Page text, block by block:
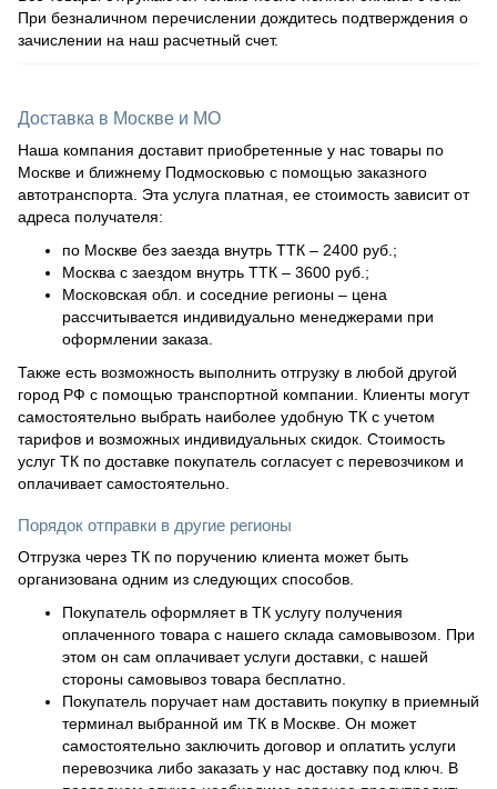
При безналичном перечислении дождитесь подтверждения о
зачислении на наш расчетный счет.
Доставка в Москве и МО
Наша компания доставит приобретенные у нас товары по
Москве и ближнему Подмосковью с помощью заказного
автотранспорта. Эта услуга платная, ее стоимость зависит от
адреса получателя:
по Москве без заезда внутрь ТТК – 2400 руб.;
Москва с заездом внутрь ТТК – 3600 руб.;
Московская обл. и соседние регионы – цена
рассчитывается индивидуально менеджерами при
оформлении заказа.
Также есть возможность выполнить отгрузку в любой другой
город РФ с помощью транспортной компании. Клиенты могут
самостоятельно выбрать наиболее удобную ТК с учетом
тарифов и возможных индивидуальных скидок. Стоимость
услуг ТК по доставке покупатель согласует с перевозчиком и
оплачивает самостоятельно.
Порядок отправки в другие регионы
Отгрузка через ТК по поручению клиента может быть
организована одним из следующих способов.
Покупатель оформляет в ТК услугу получения
оплаченного товара с нашего склада самовывозом. При
этом он сам оплачивает услуги доставки, с нашей
стороны самовывоз товара бесплатно.
Покупатель поручает нам доставить покупку в приемный
терминал выбранной им ТК в Москве. Он может
самостоятельно заключить договор и оплатить услуги
перевозчика либо заказать у нас доставку под ключ. В